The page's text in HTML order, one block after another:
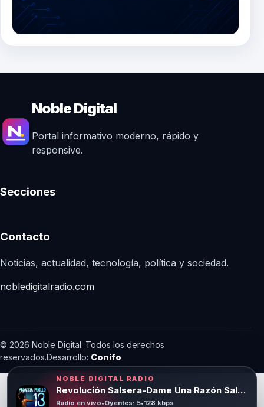
Noble Digital
Portal informativo moderno, rápido y
responsive.
Secciones
Contacto
Noticias, actualidad, tecnología, política y sociedad.
nobledigitalradio.com
© 2026 Noble Digital. Todos los derechos
reservados.Desarrollo: Conifo
NOBLE DIGITAL RADIO
Revolución Salsera-Dame Una Razón Salsa 2018
Radio en vivo•Oyentes: 5•128 kbps